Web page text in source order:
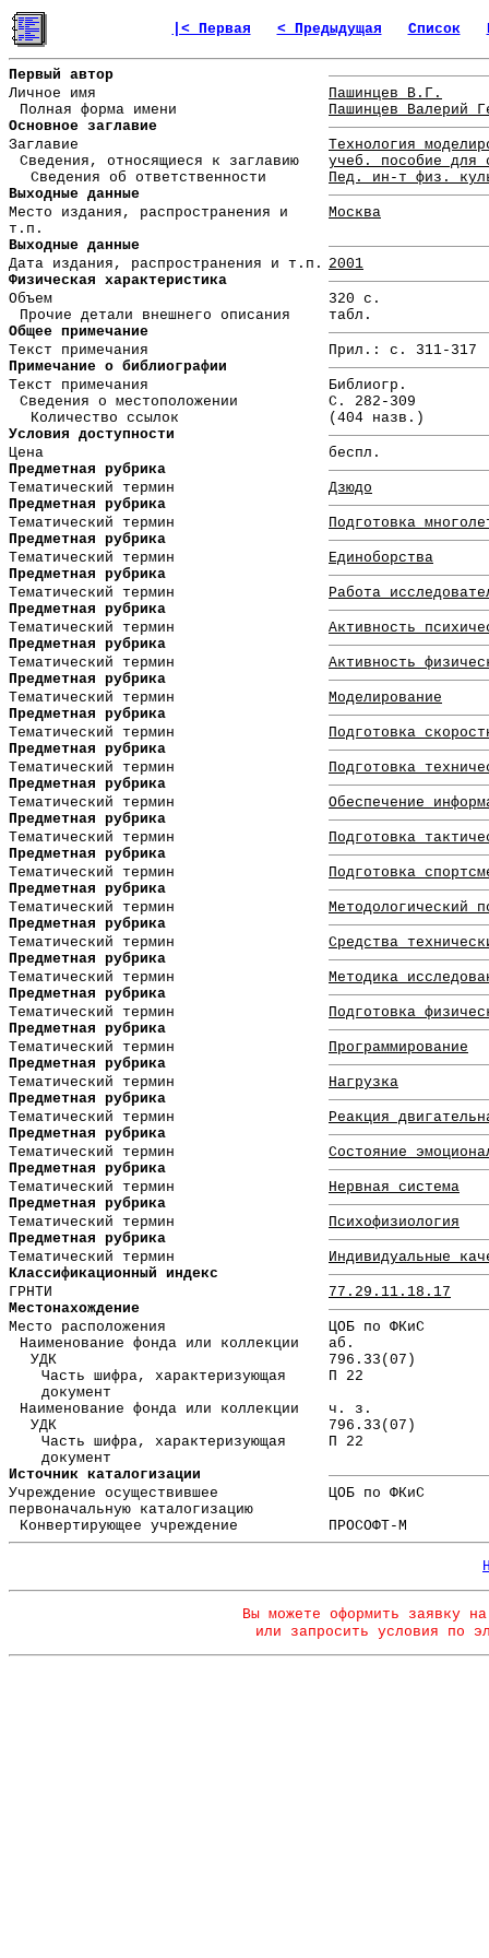
|< Первая < Предыдущая Список
Первый автор
Личное имя
Пашинцев В.Г.
Полная форма имени
Пашинцев Валерий
Основное заглавие
Заглавие
Технология
Сведения, относящиеся к заглавию
учеб. пособие для
Сведения об ответственности
Пед. ин-т физ.
Выходные данные
Место издания, распространения и
т.п.
Москва
Выходные данные
Дата издания, распространения и т.п. 2001
Физическая характеристика
Объем
320 с.
Прочие детали внешнего описания
табл.
Общее примечание
Текст примечания
Прил.: с. 311-317
Примечание о библиографии
Текст примечания
Библиогр.
Сведения о местоположении
С. 282-309
Количество ссылок
(404 назв.)
Условия доступности
Цена
беспл.
Предметная рубрика
Тематический термин
Дзюдо
Предметная рубрика
Тематический термин
Подготовка
Предметная рубрика
Тематический термин
Единоборства
Предметная рубрика
Тематический термин
Работа
Предметная рубрика
Тематический термин
Активность
Предметная рубрика
Тематический термин
Активность
Предметная рубрика
Тематический термин
Моделирование
Предметная рубрика
Тематический термин
Подготовка
Предметная рубрика
Тематический термин
Подготовка
Предметная рубрика
Тематический термин
Обеспечение
Предметная рубрика
Тематический термин
Подготовка
Предметная рубрика
Тематический термин
Подготовка
Предметная рубрика
Тематический термин
Методологический
Предметная рубрика
Тематический термин
Средства
Предметная рубрика
Тематический термин
Методика
Предметная рубрика
Тематический термин
Подготовка
Предметная рубрика
Тематический термин
Программирование
Предметная рубрика
Тематический термин
Нагрузка
Предметная рубрика
Тематический термин
Реакция
Предметная рубрика
Тематический термин
Состояние
Предметная рубрика
Тематический термин
Нервная система
Предметная рубрика
Тематический термин
Психофизиология
Предметная рубрика
Тематический термин
Индивидуальные
Классификационный индекс
ГРНТИ
77.29.11.18.17
Местонахождение
Место расположения
ЦОБ по ФКиС
Наименование фонда или коллекции
аб.
УДК
796.33(07)
Часть шифра, характеризующая
документ
П 22
Наименование фонда или коллекции
ч. з.
УДК
796.33(07)
Часть шифра, характеризующая
документ
П 22
Источник каталогизации
Учреждение осуществившее
первоначальную каталогизацию
ЦОБ по ФКиС
Конвертирующее учреждение
ПРОСОФТ-М
Вы можете оформить заявку
или запросить условия по